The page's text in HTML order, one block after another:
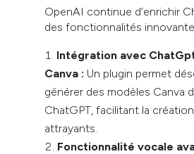
OpenAI continue d’enrichir
des fonctionnalités
Intégration avec
Canva : Un plugin permet
générer des modèles Canva
ChatGPT, facilitant la
attrayants.
Fonctionnalité vocale